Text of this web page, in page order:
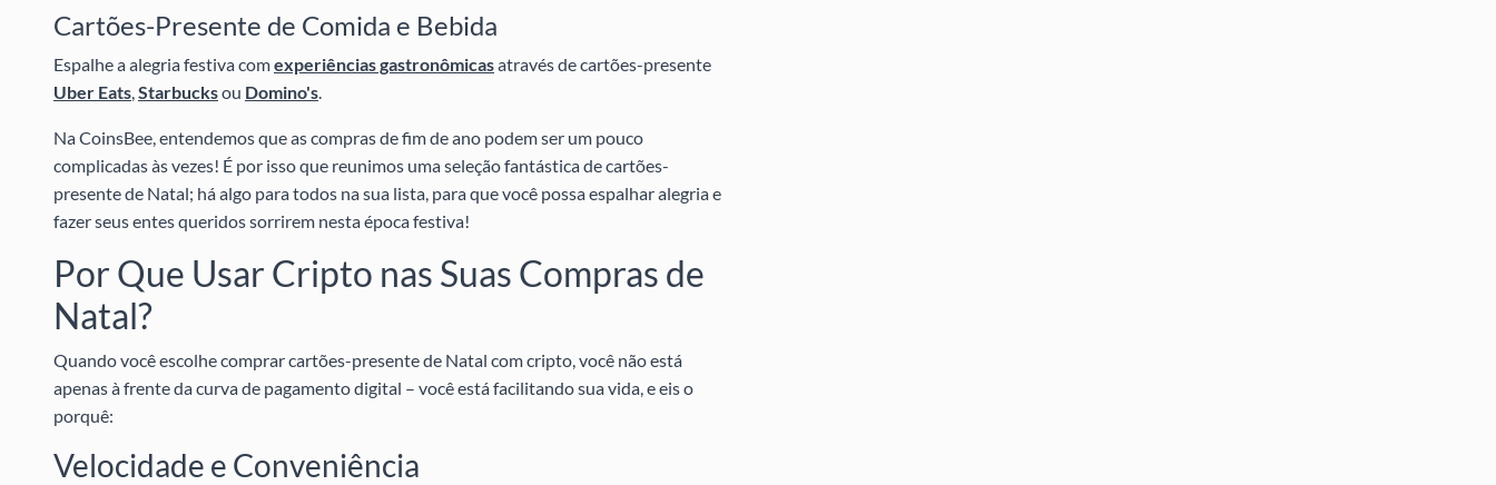
Cartões-Presente de Comida e Bebida
Espalhe a alegria festiva comexperiências gastronômicasatravés de cartões-presente
Uber Eats,Starbucksou Domino's.
Na CoinsBee, entendemos que as compras de fim de ano podem ser um pouco
complicadas às vezes! É por isso que reunimos uma seleção fantástica de cartões-
presente de Natal; há algo para todos na sua lista, para que você possa espalhar alegria e
fazer seus entes queridos sorrirem nesta época festiva!
Por Que Usar Cripto nas Suas Compras de
Natal?
Quando você escolhe comprar cartões-presente de Natal com cripto, você não está
apenas à frente da curva de pagamento digital – você está facilitando sua vida, e eis o
porquê:
Velocidade e Conveniência